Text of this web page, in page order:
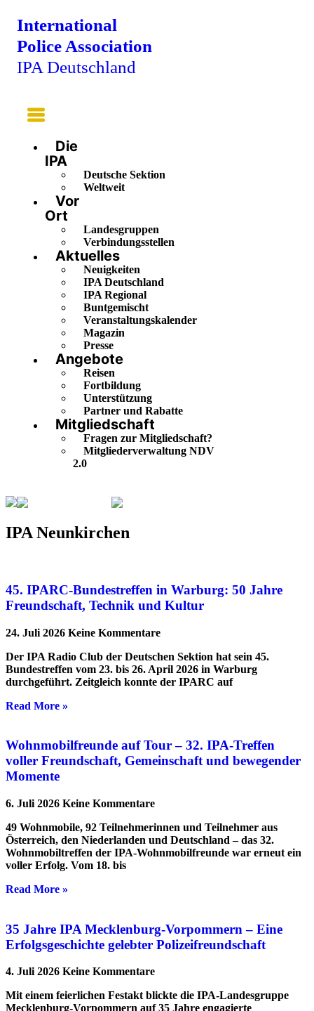
International
Police Association
IPA Deutschland
Main
Menu
Die
IPA
Deutsche Sektion
Weltweit
Vor
Ort
Landesgruppen
Verbindungsstellen
Aktuelles
Neuigkeiten
IPA Deutschland
IPA Regional
Buntgemischt
Veranstaltungskalender
Magazin
Presse
Angebote
Reisen
Fortbildung
Unterstützung
Partner und Rabatte
Mitgliedschaft
Fragen zur Mitgliedschaft?
Mitgliederverwaltung NDV
2.0
IPA Neunkirchen
45. IPARC-Bundestreffen in Warburg: 50 Jahre
Freundschaft, Technik und Kultur
24. Juli 2026 Keine Kommentare
Der IPA Radio Club der Deutschen Sektion hat sein 45.
Bundestreffen vom 23. bis 26. April 2026 in Warburg
durchgeführt. Zeitgleich konnte der IPARC auf
Read More »
Wohnmobilfreunde auf Tour – 32. IPA-Treffen
voller Freundschaft, Gemeinschaft und bewegender
Momente
6. Juli 2026 Keine Kommentare
49 Wohnmobile, 92 Teilnehmerinnen und Teilnehmer aus
Österreich, den Niederlanden und Deutschland – das 32.
Wohnmobiltreffen der IPA-Wohnmobilfreunde war erneut ein
voller Erfolg. Vom 18. bis
Read More »
35 Jahre IPA Mecklenburg-Vorpommern – Eine
Erfolgsgeschichte gelebter Polizeifreundschaft
4. Juli 2026 Keine Kommentare
Mit einem feierlichen Festakt blickte die IPA-Landesgruppe
Mecklenburg-Vorpommern auf 35 Jahre engagierte